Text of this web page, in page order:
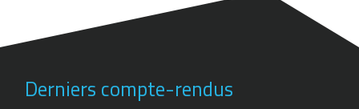
Derniers compte-rendus